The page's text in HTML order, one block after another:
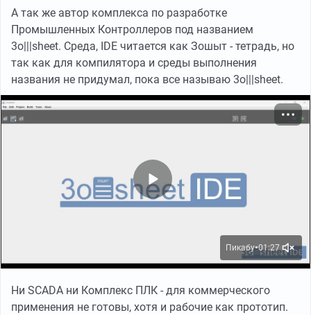
А так же автор комплекса по разработке
Промышленных Контроллеров под названием
3o|||sheet. Среда, IDE читается как Зошыт - тетрадь, но
так как для компилятора и среды выполнения
названия не придумал, пока все называю 3o|||sheet.
Пикабу●01:27
Ни SCADA ни Комплекс ПЛК - для коммерческого
применения не готовы, хотя и рабочие как прототип.